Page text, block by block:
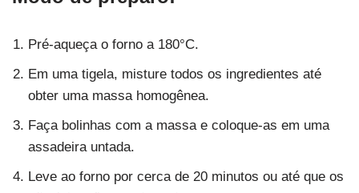
Pré-aqueça o forno a 180°C.
Em uma tigela, misture todos os ingredientes até
obter uma massa homogênea.
Faça bolinhas com a massa e coloque-as em uma
assadeira untada.
Leve ao forno por cerca de 20 minutos ou até que os